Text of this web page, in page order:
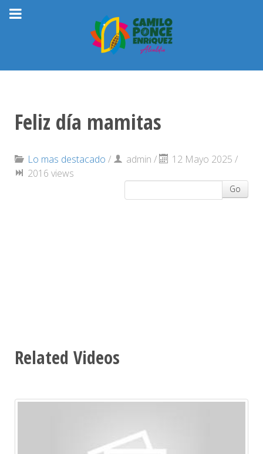
Feliz día mamitas
Lo mas destacado / admin /
12 Mayo 2025 /
2016 views
Go
Related Videos